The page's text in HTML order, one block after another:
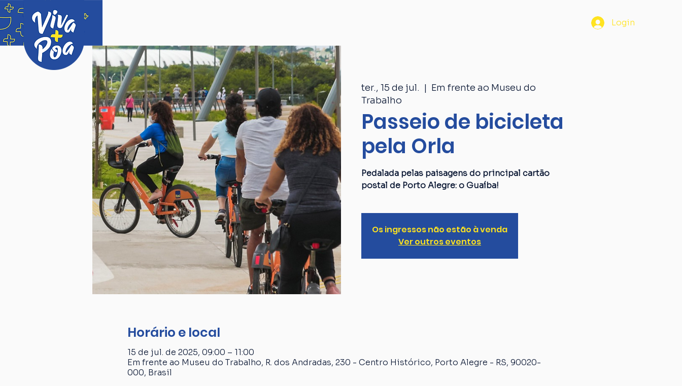
Login
ter., 15 de jul.
  |
Em frente ao Museu do
Trabalho
Passeio de bicicleta
pela Orla
Pedalada pelas paisagens do principal cartão
postal de Porto Alegre: o Guaíba!
Os ingressos não estão à venda
Ver outros eventos
Horário e local
15 de jul. de 2025, 09:00 – 11:00
Em frente ao Museu do Trabalho, R. dos Andradas, 230 - Centro Histórico, Porto Alegre - RS, 90020-
000, Brasil